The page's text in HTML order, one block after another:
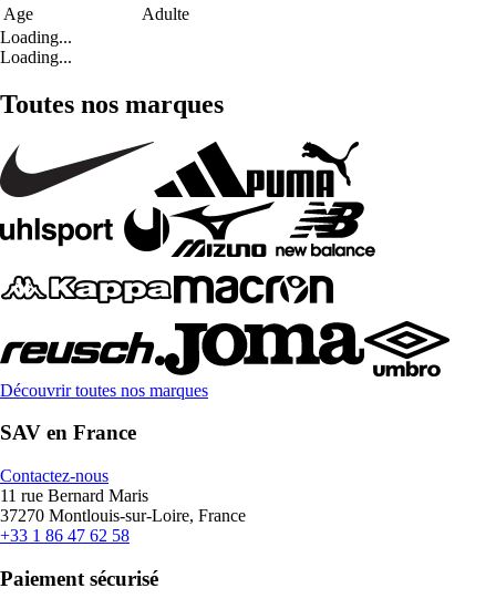
Age
Adulte
Loading...
Loading...
Toutes nos marques
Découvrir toutes nos marques
SAV en France
Contactez-nous
11 rue Bernard Maris
37270 Montlouis-sur-Loire, France
+33 1 86 47 62 58
Paiement sécurisé